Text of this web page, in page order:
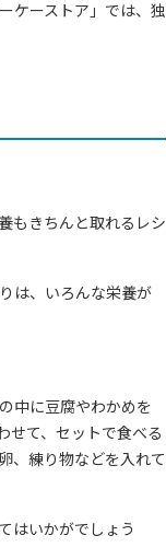
ケーストア」では、独
もきちんと取れるレシ
は、いろんな栄養が
中に豆腐やわかめを
せて、セットで食べる
、練り物などを入れて
はいかがでしょう